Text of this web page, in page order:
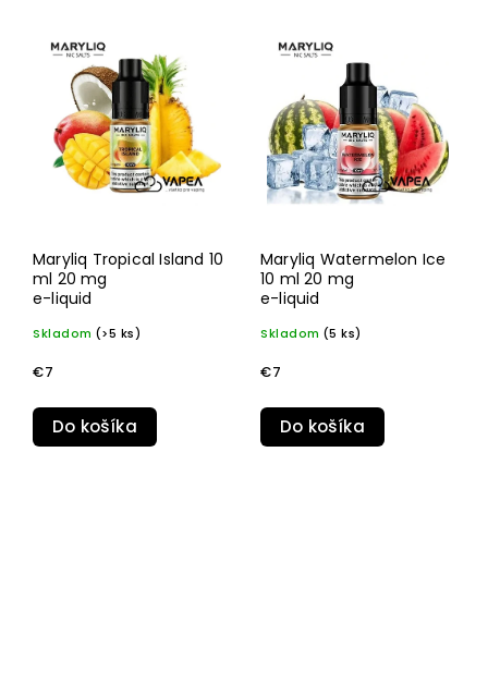
Maryliq Tropical Island 10
ml 20 mg
e-liquid
Skladom (>5 ks)
€7
Do košíka
Maryliq Watermelon Ice
10 ml 20 mg
e-liquid
Skladom (5 ks)
€7
Do košíka